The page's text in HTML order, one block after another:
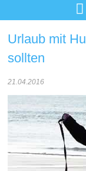

Urlaub mit
sollten
21.04.2016